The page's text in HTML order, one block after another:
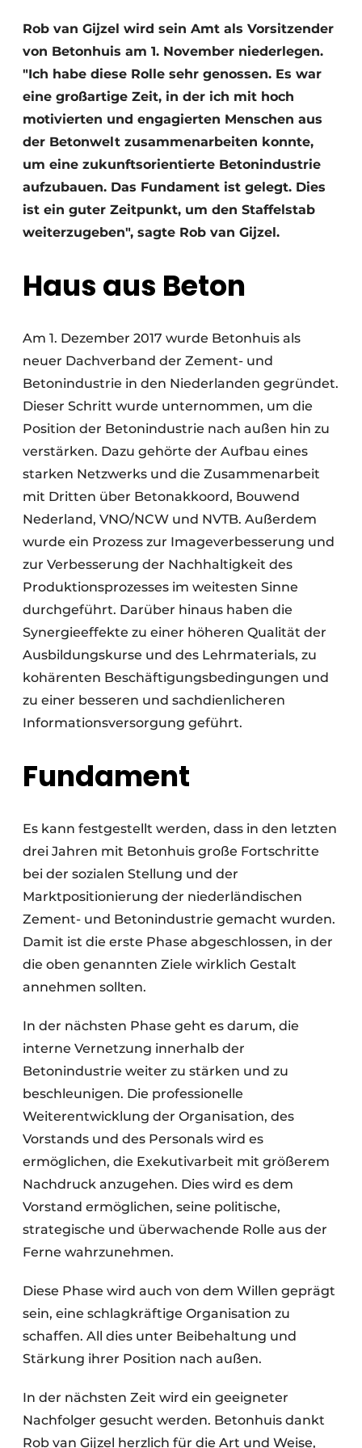
Datenschutz / Cookie-Erklärung
Ein Stellenangebot registrieren
Videos
Rob van Gijzel wird sein Amt als Vorsitzender
von Betonhuis am 1. November niederlegen.
"Ich habe diese Rolle sehr genossen. Es war
eine großartige Zeit, in der ich mit hoch
motivierten und engagierten Menschen aus
der Betonwelt zusammenarbeiten konnte,
um eine zukunftsorientierte Betonindustrie
aufzubauen. Das Fundament ist gelegt. Dies
ist ein guter Zeitpunkt, um den Staffelstab
weiterzugeben", sagte Rob van Gijzel.
Haus aus Beton
Am 1. Dezember 2017 wurde Betonhuis als
neuer Dachverband der Zement- und
Betonindustrie in den Niederlanden gegründet.
Dieser Schritt wurde unternommen, um die
Position der Betonindustrie nach außen hin zu
verstärken. Dazu gehörte der Aufbau eines
starken Netzwerks und die Zusammenarbeit
mit Dritten über Betonakkoord, Bouwend
Nederland, VNO/NCW und NVTB. Außerdem
wurde ein Prozess zur Imageverbesserung und
zur Verbesserung der Nachhaltigkeit des
Produktionsprozesses im weitesten Sinne
durchgeführt. Darüber hinaus haben die
Synergieeffekte zu einer höheren Qualität der
Ausbildungskurse und des Lehrmaterials, zu
kohärenten Beschäftigungsbedingungen und
zu einer besseren und sachdienlicheren
Informationsversorgung geführt.
Fundament
Es kann festgestellt werden, dass in den letzten
drei Jahren mit Betonhuis große Fortschritte
bei der sozialen Stellung und der
Marktpositionierung der niederländischen
Zement- und Betonindustrie gemacht wurden.
Damit ist die erste Phase abgeschlossen, in der
die oben genannten Ziele wirklich Gestalt
annehmen sollten.
In der nächsten Phase geht es darum, die
interne Vernetzung innerhalb der
Betonindustrie weiter zu stärken und zu
beschleunigen. Die professionelle
Weiterentwicklung der Organisation, des
Vorstands und des Personals wird es
ermöglichen, die Exekutivarbeit mit größerem
Nachdruck anzugehen. Dies wird es dem
Vorstand ermöglichen, seine politische,
strategische und überwachende Rolle aus der
Ferne wahrzunehmen.
Diese Phase wird auch von dem Willen geprägt
sein, eine schlagkräftige Organisation zu
schaffen. All dies unter Beibehaltung und
Stärkung ihrer Position nach außen.
In der nächsten Zeit wird ein geeigneter
Nachfolger gesucht werden. Betonhuis dankt
Rob van Gijzel herzlich für die Art und Weise,